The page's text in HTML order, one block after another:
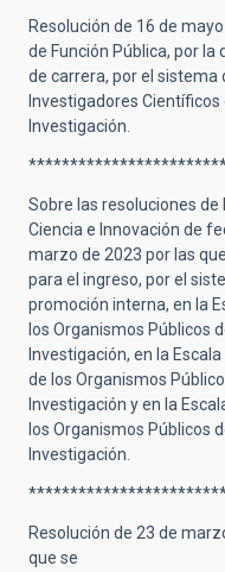
Resolución de 16 de
de Función Pública, por
de carrera, por el sistema
Investigadores
Investigación.
Sobre las resoluciones
Ciencia e Innovación de
marzo de 2023 por las
para el ingreso, por el
promoción interna, en la
los Organismos Públicos
Investigación, en la
de los Organismos
Investigación y en la
los Organismos Públicos
Investigación.
Resolución de 23 de
que se